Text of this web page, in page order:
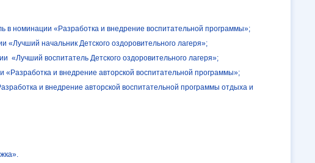
в номинации «Разработка и внедрение воспитательной программы»;
начальник Детского оздоровительного лагеря»;
«Лучший воспитатель Детского оздоровительного лагеря»;
и внедрение авторской воспитательной программы»;
и внедрение авторской воспитательной программы отдыха и